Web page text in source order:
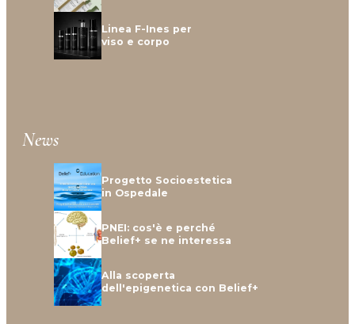
Linea F-Ines per
viso e corpo
News
Progetto Socioestetica
in Ospedale
PNEI: cos'è e perché
Belief+ se ne interessa
Alla scoperta
dell'epigenetica con Belief+